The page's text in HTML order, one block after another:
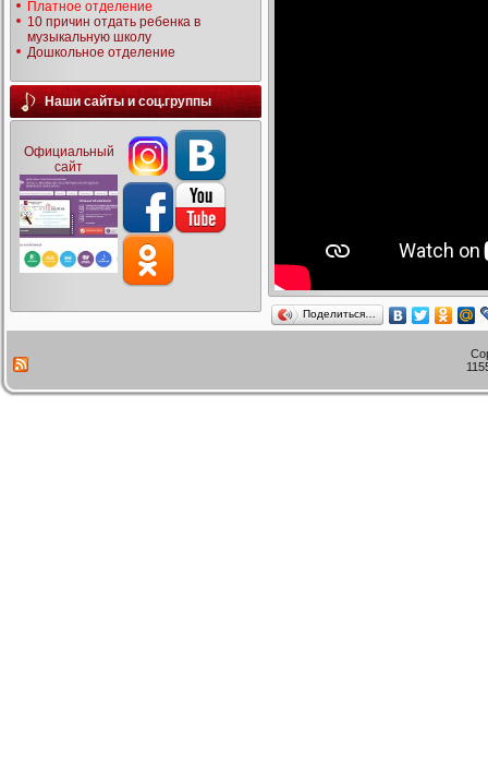
Платное отделение
10 причин отдать ребенка в
музыкальную школу
Дошкольное отделение
Наши сайты и соц.группы
Официальный
сайт
Поделиться…